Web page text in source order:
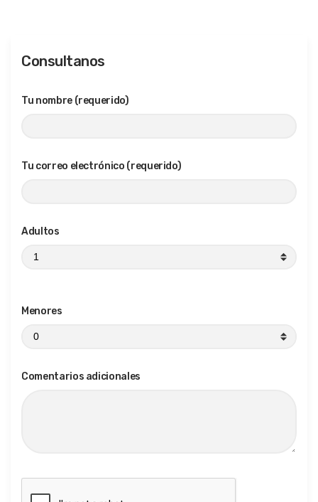
Consultanos
Tu nombre (requerido)
Tu correo electrónico (requerido)
Adultos
Menores
Comentarios adicionales